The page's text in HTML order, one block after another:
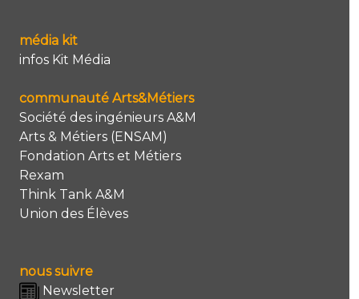
média kit
infos Kit Média
communauté Arts&Métiers
Société des ingénieurs A&M
Arts & Métiers (ENSAM)
Fondation Arts et Métiers
Rexam
Think Tank A&M
Union des Élèves
nous suivre
Newsletter